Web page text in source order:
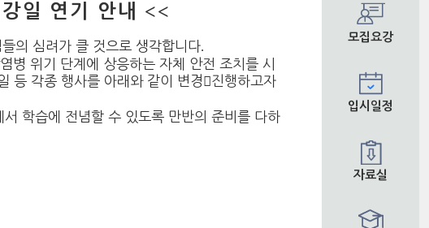
모집요강
입시일정
자료실
일 연기 안내 <<
의 심려가 클 것으로 생각합니다.
병 위기 단계에 상응하는 자체 안전 조치를 시
등 각종 행사를 아래와 같이 변경진행하고자
학습에 전념할 수 있도록 만반의 준비를 다하